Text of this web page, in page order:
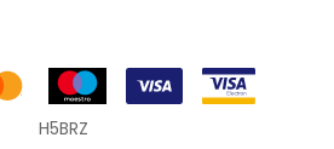
H5BRZ